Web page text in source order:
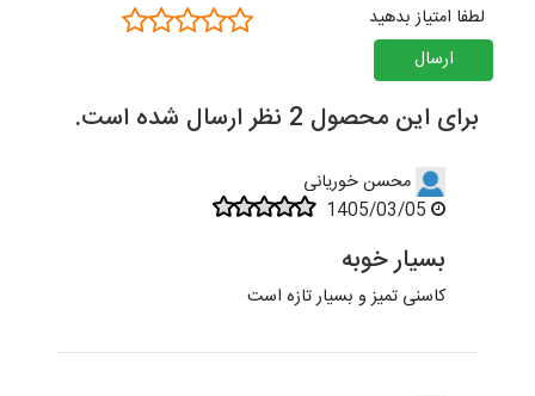
لطفا امتیاز بدهید
ارسال
برای این محصول 2 نظر ارسال شده است.
محسن خوریانی
بسیار خوبه
کاسنی تمیز و بسیار تازه است